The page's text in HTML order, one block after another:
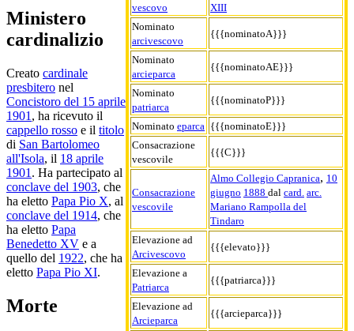
vescovo
XIII
Nominato
arcivescovo
{{{nominatoA}}}
Nominato
arcieparca
{{{nominatoAE}}}
Nominato
patriarca
{{{nominatoP}}}
Nominato eparca {{{nominatoE}}}
Consacrazione
vescovile
{{{C}}}
Consacrazione
vescovile
Almo Collegio Capranica, 10
giugno 1888 dal card. arc.
Mariano Rampolla del
Tindaro
Elevazione ad
Arcivescovo
{{{elevato}}}
Elevazione a
Patriarca
{{{patriarca}}}
Elevazione ad
Arcieparca
{{{arcieparca}}}
Ministero
cardinalizio
Creato cardinale
presbitero nel
Concistoro del 15 aprile
1901 , ha ricevuto il
cappello rosso e il titolo
di San Bartolomeo
all'Isola, il 18 aprile
1901 . Ha partecipato al
conclave del 1903, che
ha eletto Papa Pio X, al
conclave del 1914, che
ha eletto Papa
Benedetto XV e a
quello del 1922, che ha
eletto Papa Pio XI.
Morte